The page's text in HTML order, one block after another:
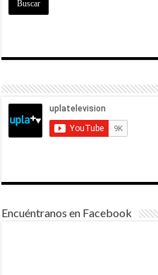
Encuéntranos en Facebook